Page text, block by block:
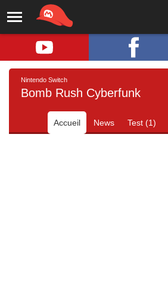
Nintendo Switch
Bomb Rush Cyberfunk
Accueil News Test (1)